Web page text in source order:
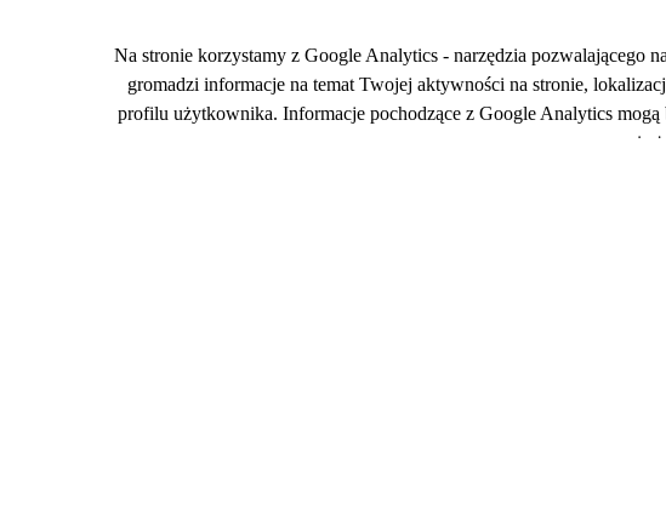
Na stronie korzystamy z Google Analytics - narzędzia pozwalającego
gromadzi informacje na temat Twojej aktywności na stronie,
profilu użytkownika. Informacje pochodzące z Google Analytics
nie